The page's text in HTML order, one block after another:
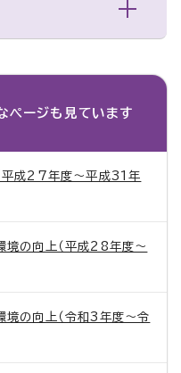
ページも見ています
平成27年度～平成31年
境の向上（平成28年度～
の向上（令和3年度～令